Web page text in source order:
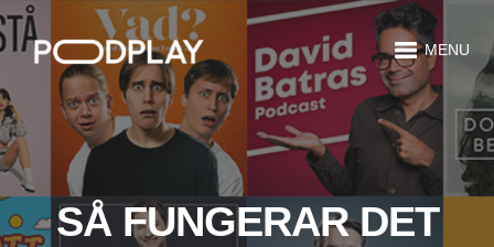
MENU
SÅ FUNGERAR DET